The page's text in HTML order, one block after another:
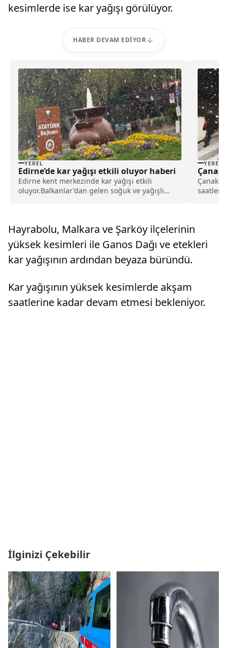
kesimlerde ise kar yağışı görülüyor.
HABER DEVAM EDIYOR
YEREL
Edirne’de kar yağışı etkili oluyor haberi
Edirne kent merkezinde kar yağışı etkili
oluyor.Balkanlar'dan gelen soğuk ve yağışlı
nedeniyle ka...
YEREL
Hayrabolu, Malkara ve Şarköy ilçelerinin
yüksek kesimleri ile Ganos Dağı ve etekleri
kar yağışının ardından beyaza büründü.
Kar yağışının yüksek kesimlerde akşam
saatlerine kadar devam etmesi bekleniyor.
İlginizi Çekebilir